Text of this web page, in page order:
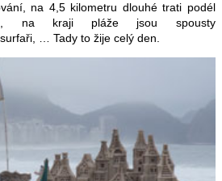
na 4,5 kilometru dlouhé trati podél
na kraji pláže jsou spousty
… Tady to žije celý den.